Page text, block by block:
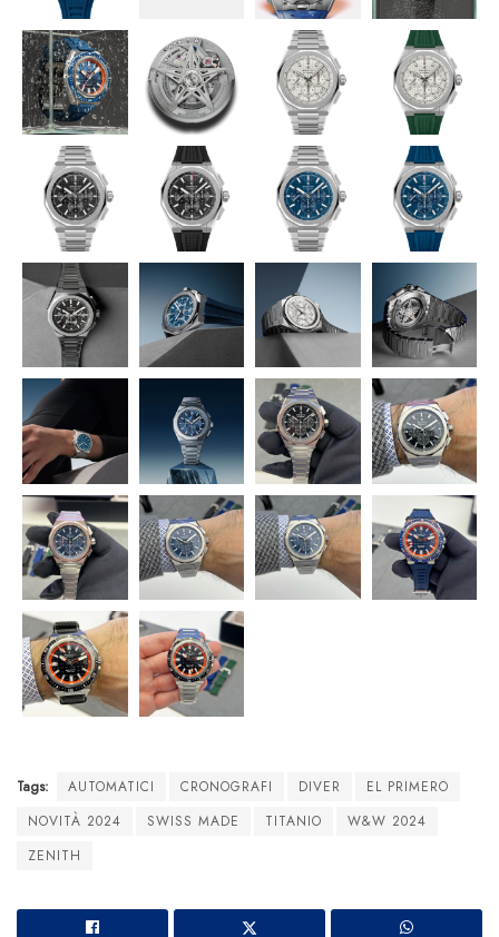
Tags: AUTOMATICI CRONOGRAFI DIVER
EL PRIMERO
NOVITÀ 2024
SWISS MADE TITANIO
W&W 2024
ZENITH